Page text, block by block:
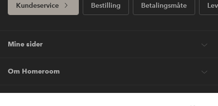
Kundeservice Bestilling Betalingsmåte
Mine sider
Om Homeroom